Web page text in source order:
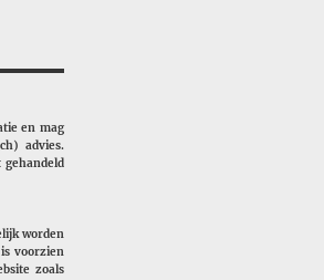
en mag
advies.
gehandeld
worden
voorzien
zoals